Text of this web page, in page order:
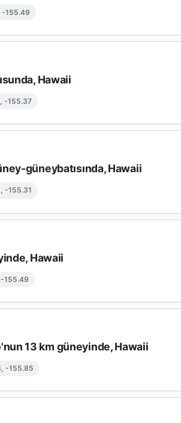
-155.49
Hawaii
-155.37
güneybatısında, Hawaii
-155.31
Hawaii
155.49
13 km güneyinde, Hawaii
-155.85